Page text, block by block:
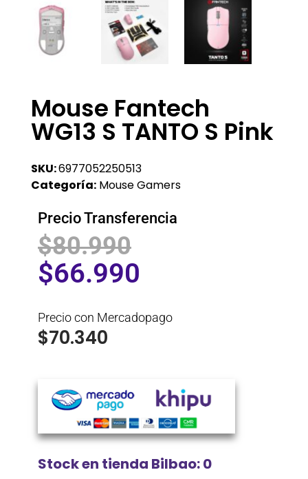
Mouse Fantech
WG13 S TANTO S Pink
SKU:6977052250513
Categoría: Mouse Gamers
Precio Transferencia
$80.990
$66.990
Precio con Mercadopago
$70.340
Stock en tienda Bilbao: 0